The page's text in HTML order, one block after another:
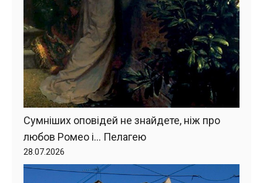
Сумніших оповідей не знайдете, ніж про
любов Ромео і… Пелагею
28.07.2026